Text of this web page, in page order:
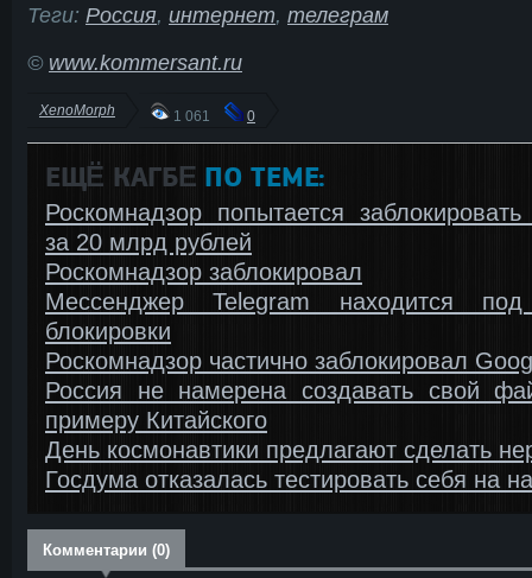
Теги: Россия, интернет, телеграм
© www.kommersant.ru
XenoMorph 1 061 0
ЕЩЁ КАГБΕ ПО ТЕМЕ:
Роскомнадзор попытается
за 20 млрд рублей
Роскомнадзор заблокировал
Мессенджер Telegram находится под
блокировки
Роскомнадзор частично заблокировал
Россия не намерена создавать свой
примеру Китайского
День космонавтики предлагают сделать
Госдума отказалась тестировать себя на
Комментарии (0)